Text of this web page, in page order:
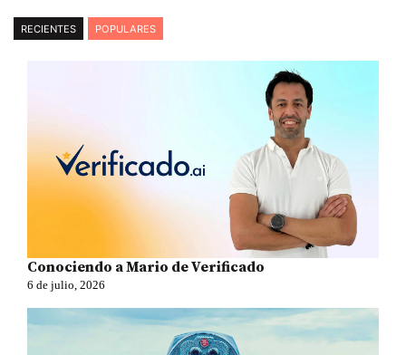
RECIENTES POPULARES
Conociendo a Mario de Verificado
6 de julio, 2026